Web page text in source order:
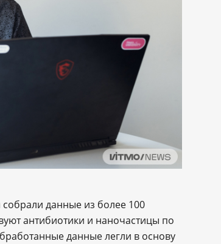
данные из более 100
антибиотики и наночастицы по
данные легли в основу